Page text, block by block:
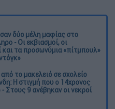
δύο μέλη μαφίας στο
- Οι εκβιασμοί, οι
και τα προσωνύμια «πίτμπουλ»
το μακελειό σε σχολείο
Η στιγμή που ο 14χρονος
- Στους 9 ανέβηκαν οι νεκροί